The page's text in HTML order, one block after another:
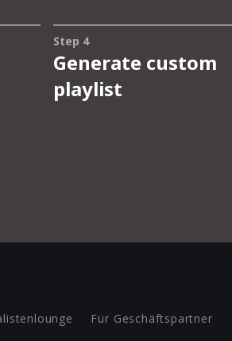
Für Geschäftspartner